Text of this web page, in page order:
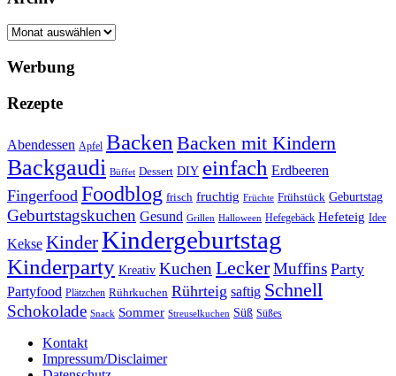
Archiv
Werbung
Rezepte
Abendessen Apfel Backen Backen mit Kindern
Backgaudi Büffet Dessert DIY einfach Erdbeeren
Fingerfood Foodblog frisch fruchtig Früchte Frühstück Geburtstag
Geburtstagskuchen Gesund Grillen Halloween Hefegebäck Hefeteig Idee
Kekse KinderKindergeburtstag
Kinderparty Kreativ Kuchen LeckerMuffins Party
Partyfood Plätzchen Rührkuchen Rührteig saftig Schnell
Schokolade Snack Sommer Streuselkuchen Süß Süßes
Kontakt
Impressum/Disclaimer